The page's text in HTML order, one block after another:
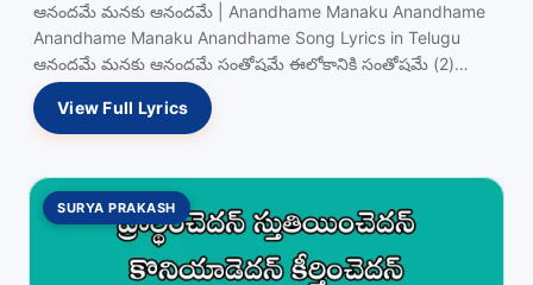
ఆనందమే మనకు ఆనందమే | Anandhame Manaku Anandhame
Anandhame Manaku Anandhame Song Lyrics in Telugu
ఆనందమే మనకు ఆనందమే సంతోషమే ఈలోకానికి సంతోషమే (2)
ప్రభుయేసు Read more…
View Full Lyrics
SURYA PRAKASH